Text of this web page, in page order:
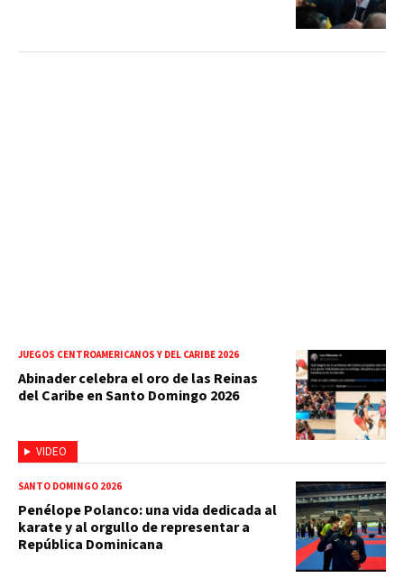
VIDEO
JUEGOS CENTROAMERICANOS Y DEL CARIBE 2026
Abinader celebra el oro de las Reinas
del Caribe en Santo Domingo 2026
SANTO DOMINGO 2026
Penélope Polanco: una vida dedicada al
karate y al orgullo de representar a
República Dominicana